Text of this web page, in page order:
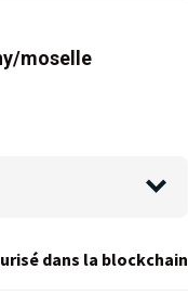
moselle
dans la blockchain